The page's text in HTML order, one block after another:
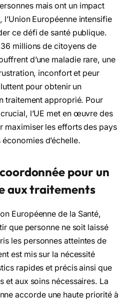
mais ont un impact
Européenne intensifie
ce défi de santé publique.
millions de citoyens de
d’une maladie rare, une
inconfort et peur
pour obtenir un
traitement approprié. Pour
l’UE met en œuvre des
maximiser les efforts des pays
d’échelle.
pour un
aux traitements
Européenne de la Santé,
que personne ne soit laissé
les personnes atteintes de
est mis sur la nécessité
rapides et précis ainsi que
et aux soins nécessaires. La
accorde une haute priorité à